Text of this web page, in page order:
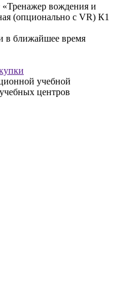
вождения и
(опционально с VR) К1
в ближайшее время
учебной
центров